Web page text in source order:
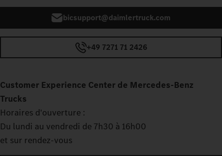
bicsupport@daimlertruck.com
+49 7271 71 2426
Customer Experience Center de Mercedes‑Benz
Trucks
Horaires d'ouverture :
Du lundi au vendredi de 7h30 à 16h00
et sur rendez-vous